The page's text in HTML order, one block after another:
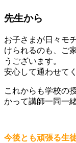
先生から
お子さまが日々モ
けられるのも、ご
うございます。
安心して通わせて
これからも学校の
かって講師一同一
今後とも頑張る生